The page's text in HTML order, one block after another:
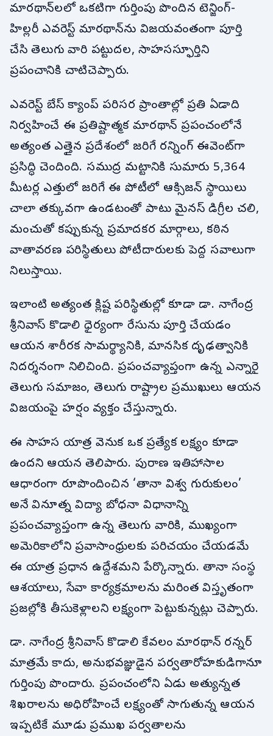
మారథాన్‌లలో ఒకటిగా గుర్తింపు పొందిన టెన్జింగ్-
హిల్లరీ ఎవరెస్ట్ మారథాన్‌ను విజయవంతంగా పూర్తి
చేసి తెలుగు వారి పట్టుదల, సాహసస్ఫూర్తిని
ప్రపంచానికి చాటిచెప్పారు.
ఎవరెస్ట్ బేస్ క్యాంప్ పరిసర ప్రాంతాల్లో ప్రతి ఏడాది
నిర్వహించే ఈ ప్రతిష్టాత్మక మారథాన్ ప్రపంచంలోనే
అత్యంత ఎత్తైన ప్రదేశంలో జరిగే రన్నింగ్ ఈవెంట్‌గా
ప్రసిద్ధి చెందింది. సముద్ర మట్టానికి సుమారు 5,364
మీటర్ల ఎత్తులో జరిగే ఈ పోటీలో ఆక్సిజన్ స్థాయిలు
చాలా తక్కువగా ఉండటంతో పాటు మైనస్ డిగ్రీల చలి,
మంచుతో కప్పుకున్న ప్రమాదకర మార్గాలు, కఠిన
వాతావరణ పరిస్థితులు పోటీదారులకు పెద్ద సవాలుగా
నిలుస్తాయి.
ఇలాంటి అత్యంత క్లిష్ట పరిస్థితుల్లో కూడా డా. నాగేంద్ర
శ్రీనివాస్ కొడాలి ధైర్యంగా రేసును పూర్తి చేయడం
ఆయన శారీరక సామర్థ్యానికి, మానసిక దృఢత్వానికి
నిదర్శనంగా నిలిచింది. ప్రపంచవ్యాప్తంగా ఉన్న ఎన్నారై
తెలుగు సమాజం, తెలుగు రాష్ట్రాల ప్రముఖులు ఆయన
విజయంపై హర్షం వ్యక్తం చేస్తున్నారు.
ఈ సాహస యాత్ర వెనుక ఒక ప్రత్యేక లక్ష్యం కూడా
ఉందని ఆయన తెలిపారు. పురాణ ఇతిహాసాల
ఆధారంగా రూపొందించిన ‘తానా విశ్వ గురుకులం’
అనే వినూత్న విద్యా బోధనా విధానాన్ని
ప్రపంచవ్యాప్తంగా ఉన్న తెలుగు వారికి, ముఖ్యంగా
అమెరికాలోని ప్రవాసాంధ్రులకు పరిచయం చేయడమే
ఈ యాత్ర ప్రధాన ఉద్దేశమని పేర్కొన్నారు. తానా సంస్థ
ఆశయాలు, సేవా కార్యక్రమాలను మరింత విస్తృతంగా
ప్రజల్లోకి తీసుకెళ్లాలని లక్ష్యంగా పెట్టుకున్నట్లు చెప్పారు.
డా. నాగేంద్ర శ్రీనివాస్ కొడాలి కేవలం మారథాన్ రన్నర్
మాత్రమే కాదు, అనుభవజ్ఞుడైన పర్వతారోహకుడిగానూ
గుర్తింపు పొందారు. ప్రపంచంలోని ఏడు అత్యున్నత
శిఖరాలను అధిరోహించే లక్ష్యంతో సాగుతున్న ఆయన
ఇప్పటికే మూడు ప్రముఖ పర్వతాలను